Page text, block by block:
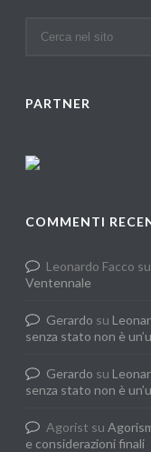
PARTNER
COMMENTI
Leonardo Facco su
Ventennale
Gerardo su
senza stato non è
Gerardo su
senza stato non è
Agorist su
e considerazioni finali